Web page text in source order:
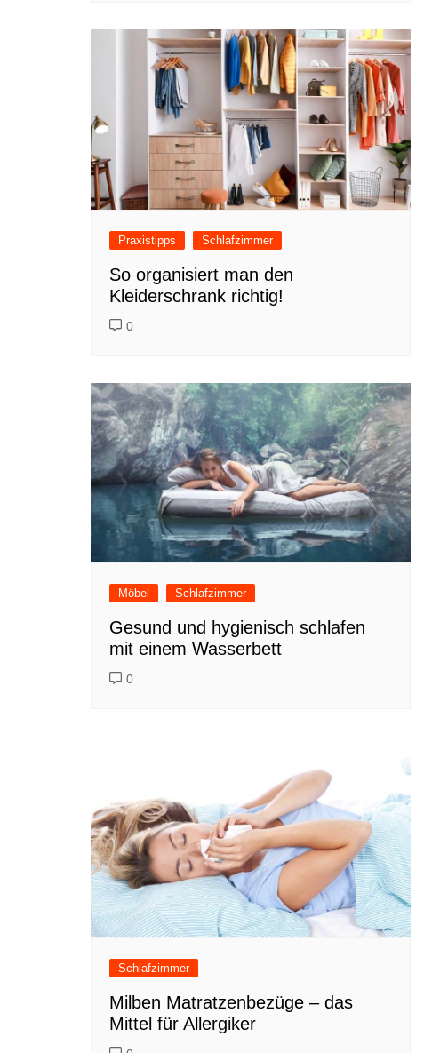
Praxistipps Schlafzimmer
So organisiert man den
Kleiderschrank richtig!
0
Möbel Schlafzimmer
Gesund und hygienisch schlafen
mit einem Wasserbett
0
Schlafzimmer
Milben Matratzenbezüge – das
Mittel für Allergiker